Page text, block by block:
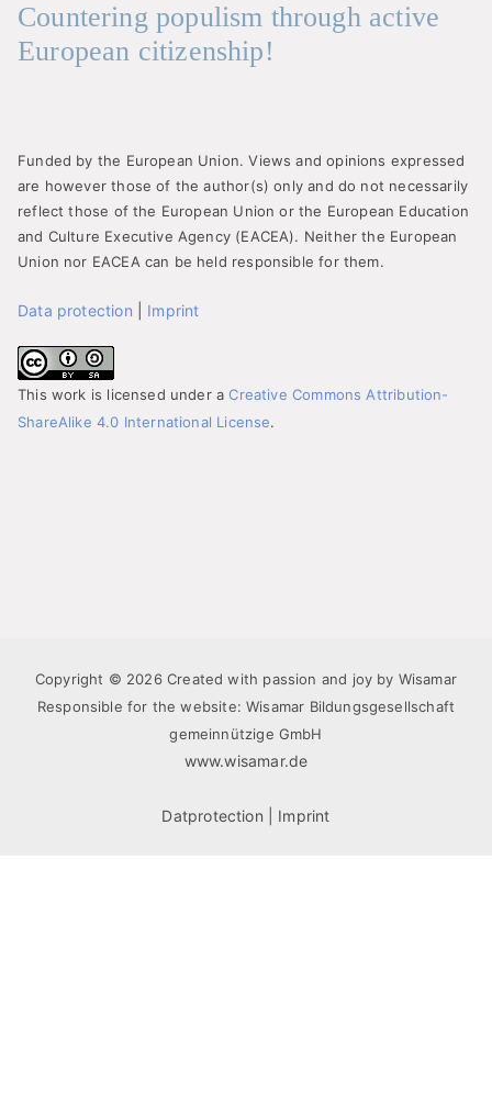
Countering populism through active
European citizenship!
Funded by the European Union. Views and opinions expressed
are however those of the author(s) only and do not necessarily
reflect those of the European Union or the European Education
and Culture Executive Agency (EACEA). Neither the European
Union nor EACEA can be held responsible for them.
Data protection Imprint
This work is licensed under aCreative Commons Attribution-
ShareAlike 4.0 International License.
Copyright © 2026 Created with passion and joy by Wisamar
Responsible for the website: Wisamar Bildungsgesellschaft
gemeinnützige GmbH
www.wisamar.de
Datprotection Imprint